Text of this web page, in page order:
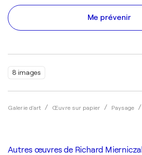
8 images
Galerie d'art Œuvre sur papier Paysage
Me prévenir
Autres œuvres de Richard